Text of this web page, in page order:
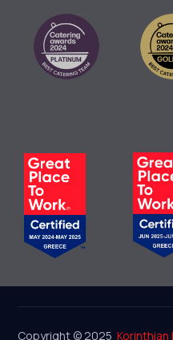
Copyright © 2025